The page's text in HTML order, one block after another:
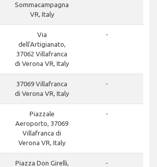
Sommacampagna
VR, Italy
Via
dell'Artigianato,
37062 Villafranca
di Verona VR, Italy
-
37069 Villafranca
di Verona VR, Italy
-
Piazzale
Aeroporto, 37069
Villafranca di
Verona VR, Italy
-
Piazza Don Girelli,
-